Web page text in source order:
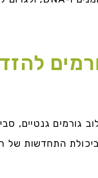
גורמים גנטיים,
התחדשות של